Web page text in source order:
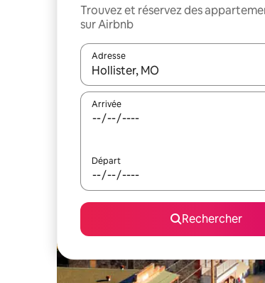
Trouvez et réservez des
sur Airbnb
Adresse
Lorsque les résultats s'affichent,
Arrivée
Départ
Rechercher